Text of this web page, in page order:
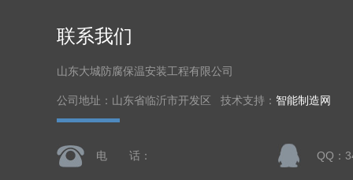
联系我们
山东大城防腐保温安装工程有限公司
公司地址：山东省临沂市开发区 技术支持： 智能制造网
电 话： QQ：